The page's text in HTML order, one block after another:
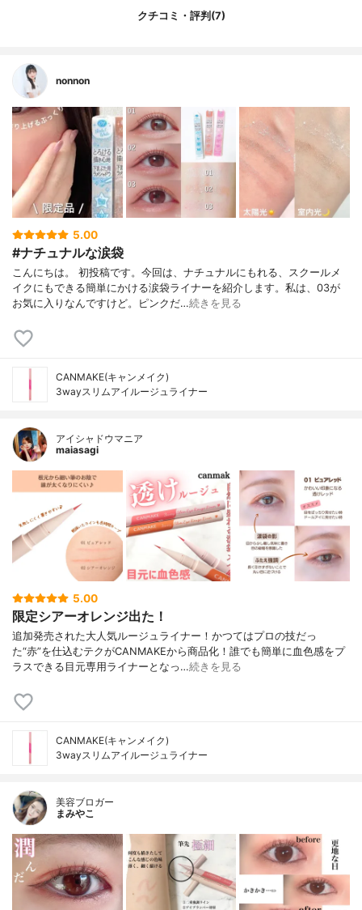
クチコミ・評判(7)
nonnon
5.00
#ナチュナルな涙袋
こんにちは。 初投稿です。今回は、ナチュナルにもれる、スクールメ
イクにもできる簡単にかける涙袋ライナーを紹介します。私は、03が
お気に入りなんですけど。ピンクだ…続きを見る
CANMAKE(キャンメイク)
3wayスリムアイルージュライナー
アイシャドウマニア
maiasagi
5.00
限定シアーオレンジ出た！
追加発売された大人気ルージュライナー！かつてはプロの技だっ
た“赤”を仕込むテクがCANMAKEから商品化！誰でも簡単に血色感をプ
ラスできる目元専用ライナーとなっ…続きを見る
CANMAKE(キャンメイク)
3wayスリムアイルージュライナー
美容ブロガー
まみやこ